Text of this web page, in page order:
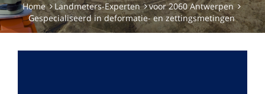
Home Landmeters-Experten
voor 2060 Antwerpen
Gespecialiseerd in deformatie- en zettingsmetingen